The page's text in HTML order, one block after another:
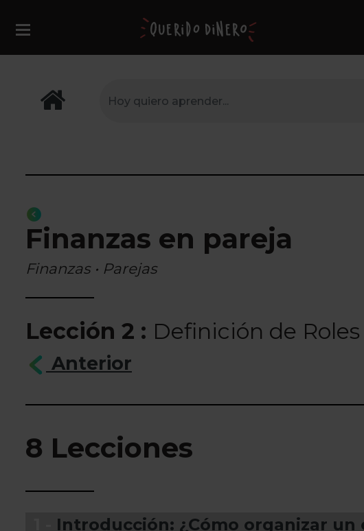
Finanzas en pareja
Finanzas • Parejas
Lección 2 : Definición de Roles
Anterior
8 Lecciones
Introducción: ¿Cómo organizar un